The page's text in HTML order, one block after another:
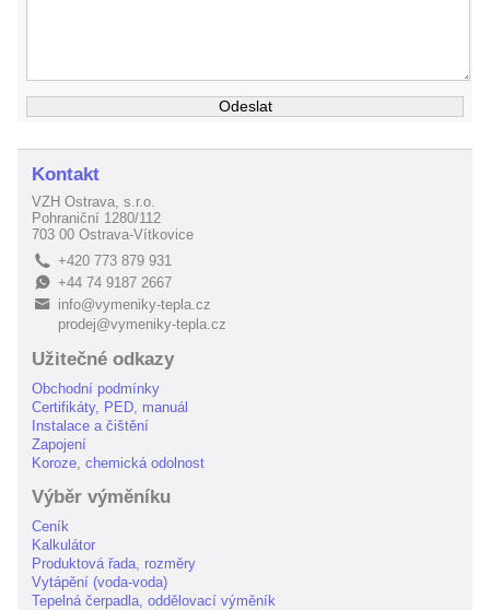
Kontakt
VZH Ostrava, s.r.o.
Pohraniční 1280/112
703 00 Ostrava-Vítkovice
L +420 773 879 931
E+44 74 9187 2667
B
info@vymeniky-tepla.cz
prodej@vymeniky-tepla.cz
Užitečné odkazy
Obchodní podmínky
Certifikáty, PED, manuál
Instalace a čištění
Zapojení
Koroze, chemická odolnost
Výběr výměníku
Ceník
Kalkulátor
Produktová řada, rozměry
Vytápění (voda-voda)
Tepelná čerpadla, oddělovací výměník